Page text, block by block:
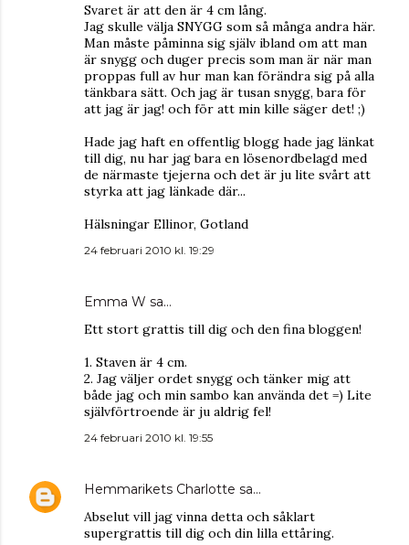
Svaret är att den är 4 cm lång.
Jag skulle välja SNYGG som så många andra här.
Man måste påminna sig själv ibland om att man
är snygg och duger precis som man är när man
proppas full av hur man kan förändra sig på alla
tänkbara sätt. Och jag är tusan snygg, bara för
att jag är jag! och för att min kille säger det! ;)
Hade jag haft en offentlig blogg hade jag länkat
till dig, nu har jag bara en lösenordbelagd med
de närmaste tjejerna och det är ju lite svårt att
styrka att jag länkade där...
Hälsningar Ellinor, Gotland
24 februari 2010 kl. 19:29
Emma W sa…
Ett stort grattis till dig och den fina bloggen!
1. Staven är 4 cm.
2. Jag väljer ordet snygg och tänker mig att
både jag och min sambo kan använda det =) Lite
självförtroende är ju aldrig fel!
24 februari 2010 kl. 19:55
Hemmarikets Charlotte sa…
Abselut vill jag vinna detta och såklart
supergrattis till dig och din lilla ettåring.